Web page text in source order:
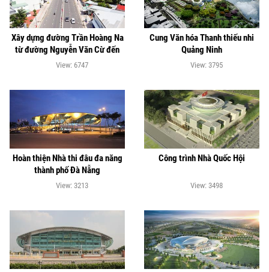
Xây dựng đường Trần Hoàng Na
từ đường Nguyễn Văn Cừ đến
cầu Trần Hoàng Na”
View: 6747
Cung Văn hóa Thanh thiếu nhi
Quảng Ninh
View: 3795
Hoàn thiện Nhà thi đâu đa năng
thành phố Đà Nẵng
View: 3213
Công trình Nhà Quốc Hội
View: 3498